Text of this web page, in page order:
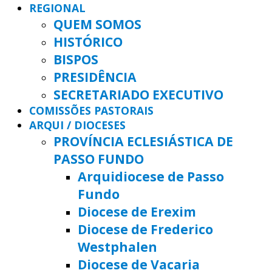
REGIONAL
QUEM SOMOS
HISTÓRICO
BISPOS
PRESIDÊNCIA
SECRETARIADO EXECUTIVO
COMISSÕES PASTORAIS
ARQUI / DIOCESES
PROVÍNCIA ECLESIÁSTICA DE
PASSO FUNDO
Arquidiocese de Passo
Fundo
Diocese de Erexim
Diocese de Frederico
Westphalen
Diocese de Vacaria